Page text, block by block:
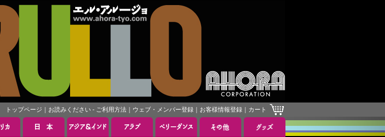
トップページ お読みください - ご利用方法 ウェブ・メンバー登録 お客様情報登録 カート